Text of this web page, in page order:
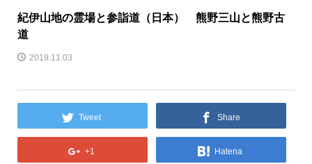
紀伊山地の霊場と参詣道（日本） 熊野三山と熊野古
道
2019.11.03
Tweet Share
+1 Hatena